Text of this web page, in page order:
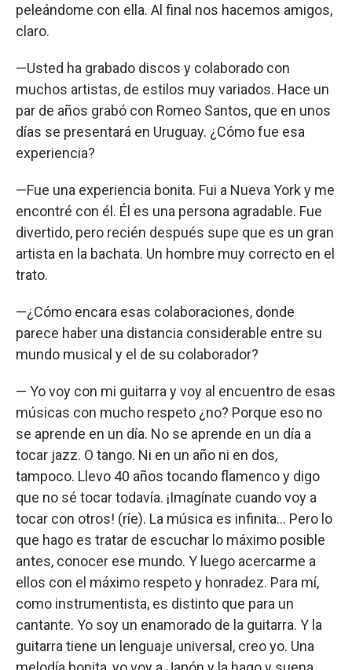
peleándome con ella. Al final nos hacemos amigos,
claro.
—Usted ha grabado discos y colaborado con
muchos artistas, de estilos muy variados. Hace un
par de años grabó con Romeo Santos, que en unos
días se presentará en Uruguay. ¿Cómo fue esa
experiencia?
—Fue una experiencia bonita. Fui a Nueva York y me
encontré con él. Él es una persona agradable. Fue
divertido, pero recién después supe que es un gran
artista en la bachata. Un hombre muy correcto en el
trato.
—¿Cómo encara esas colaboraciones, donde
parece haber una distancia considerable entre su
mundo musical y el de su colaborador?
— Yo voy con mi guitarra y voy al encuentro de esas
músicas con mucho respeto ¿no? Porque eso no
se aprende en un día. No se aprende en un día a
tocar jazz. O tango. Ni en un año ni en dos,
tampoco. Llevo 40 años tocando flamenco y digo
que no sé tocar todavía. ¡Imagínate cuando voy a
tocar con otros! (ríe). La música es infinita... Pero lo
que hago es tratar de escuchar lo máximo posible
antes, conocer ese mundo. Y luego acercarme a
ellos con el máximo respeto y honradez. Para mí,
como instrumentista, es distinto que para un
cantante. Yo soy un enamorado de la guitarra. Y la
guitarra tiene un lenguaje universal, creo yo. Una